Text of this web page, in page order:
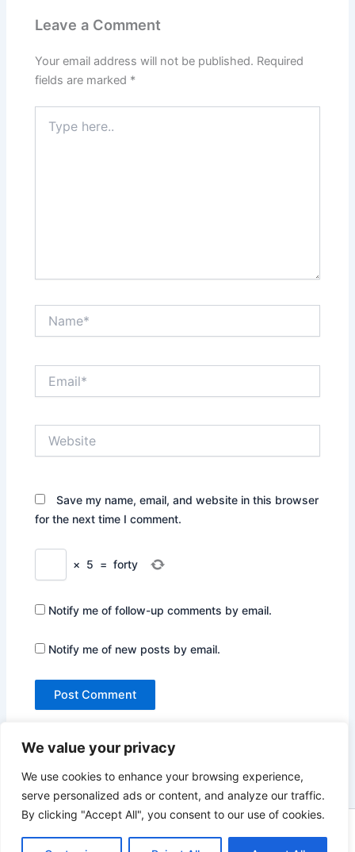
We value your privacy
We use cookies to enhance your browsing experience,
serve personalized ads or content, and analyze our traffic.
By clicking "Accept All", you consent to our use of cookies.
Leave a Comment
Your email address will not be published. Required
fields are marked *
here..
Save my name, email, and website in this browser
for the next time I comment.
× 5 = forty
Notify me of follow-up comments by email.
Notify me of new posts by email.
Copyright © 2026 Not Only Hollywood | Powered byAstra